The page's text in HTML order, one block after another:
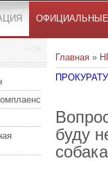
Главная »
буду